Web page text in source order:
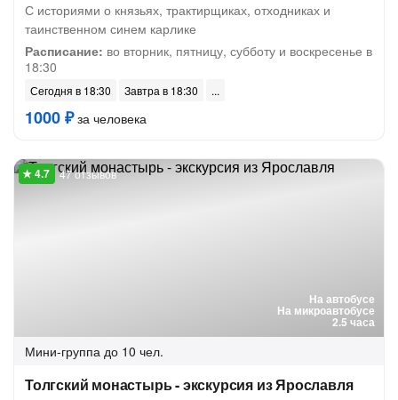
С историями о князьях, трактирщиках, отходниках и
таинственном синем карлике
Расписание: во вторник, пятницу, субботу и воскресенье в
18:30
Сегодня в 18:30 Завтра в 18:30
1000 ₽за человека
На автобусе
На микроавтобусе
2.5 часа
47 отзывов
Мини-группа до 10 чел.
Толгский монастырь - экскурсия из Ярославля